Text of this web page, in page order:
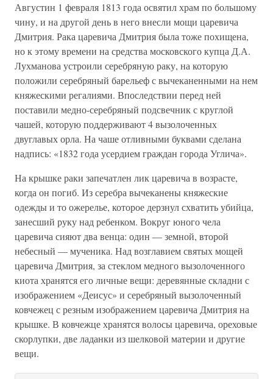
Августин 1 февраля 1813 года освятил храм по большому
чину, и на другой день в него внесли мощи царевича
Дмитрия. Рака царевича Дмитрия была тоже похищена,
но к этому времени на средства московского купца Д.А.
Лухманова устроили серебряную раку, на которую
положили серебряный барельеф с вычеканенными на нем
княжескими регалиями. Впоследствии перед ней
поставили медно-серебряный подсвечник с круглой
чашей, которую поддерживают 4 вызолоченных
двуглавых орла. На чаше отливными буквами сделана
надпись: «1832 года усердием граждан города Углича».
На крышке раки запечатлен лик царевича в возрасте,
когда он погиб. Из серебра вычеканены княжеские
одежды и то ожерелье, которое дерзнул схватить убийца,
занесший руку над ребенком. Вокруг юного чела
царевича сияют два венца: один — земной, второй
небесный — мученика. Над возглавием святых мощей
царевича Дмитрия, за стеклом медного вызолоченного
киота хранятся его личные вещи: деревянные складни с
изображением «Деисус» и серебряный вызолоченный
ковчежец с резным изображением царевича Дмитрия на
крышке. В ковчежце хранятся волосы царевича, ореховые
скорлупки, две ладанки из шелковой материи и другие
вещи.